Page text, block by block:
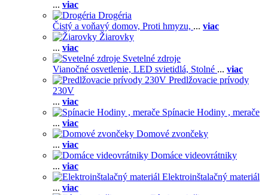
... viac
Drogéria
Čistý a voňavý domov, Proti hmyzu, ... viac
Žiarovky
... viac
Svetelné zdroje
Vianočné osvetlenie, LED svietidlá, Stolné ... viac
Predlžovacie prívody
230V
... viac
Spínacie Hodiny , merače
... viac
Domové zvončeky
... viac
Domáce videovrátniky
... viac
Elektroinštalačný materiál
... viac